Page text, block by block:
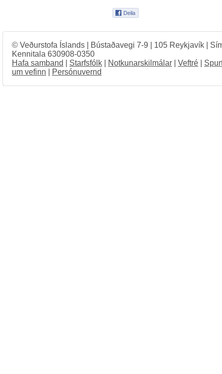
© Veðurstofa Íslands | Bústaðavegi 7-9 | 105 Reykjavík |
Kennitala 630908-0350
Hafa samband
Starfsfólk Notkunarskilmálar Veftré
um vefinn
Persónuvernd